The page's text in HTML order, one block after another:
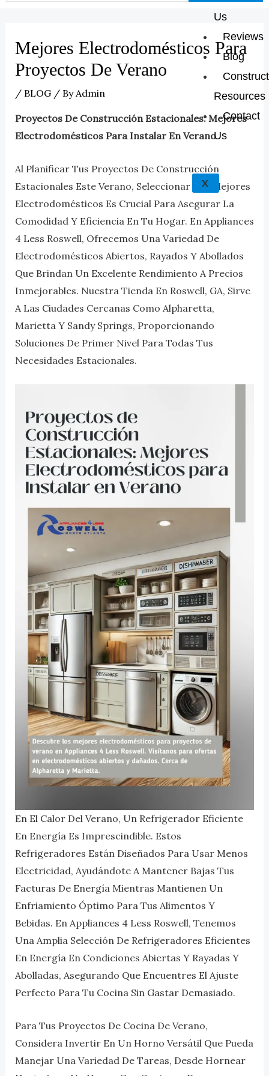
Us
Reviews
Blog
Resources
Contact
Us
X
Mejores Electrodomésticos Para
Proyectos De Verano
/ BLOG/ By Admin
Proyectos De Construcción Estacionales: Mejores
Electrodomésticos Para Instalar En Verano
Al Planificar Tus Proyectos De Construcción
Estacionales Este Verano, Seleccionar Los Mejores
Electrodomésticos Es Crucial Para Asegurar La
Comodidad Y Eficiencia En Tu Hogar. En Appliances
4 Less Roswell, Ofrecemos Una Variedad De
Electrodomésticos Abiertos, Rayados Y Abollados
Que Brindan Un Excelente Rendimiento A Precios
Inmejorables. Nuestra Tienda En Roswell, GA, Sirve
A Las Ciudades Cercanas Como Alpharetta,
Marietta Y Sandy Springs, Proporcionando
Soluciones De Primer Nivel Para Todas Tus
Necesidades Estacionales.
En El Calor Del Verano, Un Refrigerador Eficiente
En Energía Es Imprescindible. Estos
Refrigeradores Están Diseñados Para Usar Menos
Electricidad, Ayudándote A Mantener Bajas Tus
Facturas De Energía Mientras Mantienen Un
Enfriamiento Óptimo Para Tus Alimentos Y
Bebidas. En Appliances 4 Less Roswell, Tenemos
Una Amplia Selección De Refrigeradores Eficientes
En Energía En Condiciones Abiertas Y Rayadas Y
Abolladas, Asegurando Que Encuentres El Ajuste
Perfecto Para Tu Cocina Sin Gastar Demasiado.
Para Tus Proyectos De Cocina De Verano,
Considera Invertir En Un Horno Versátil Que Pueda
Manejar Una Variedad De Tareas, Desde Hornear